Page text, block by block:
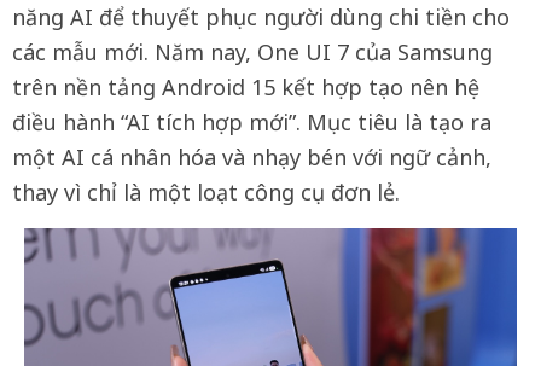
năng AI để thuyết phục người dùng chi tiền cho
các mẫu mới. Năm nay, One UI 7 của Samsung
trên nền tảng Android 15 kết hợp tạo nên hệ
điều hành “AI tích hợp mới”. Mục tiêu là tạo ra
một AI cá nhân hóa và nhạy bén với ngữ cảnh,
thay vì chỉ là một loạt công cụ đơn lẻ.